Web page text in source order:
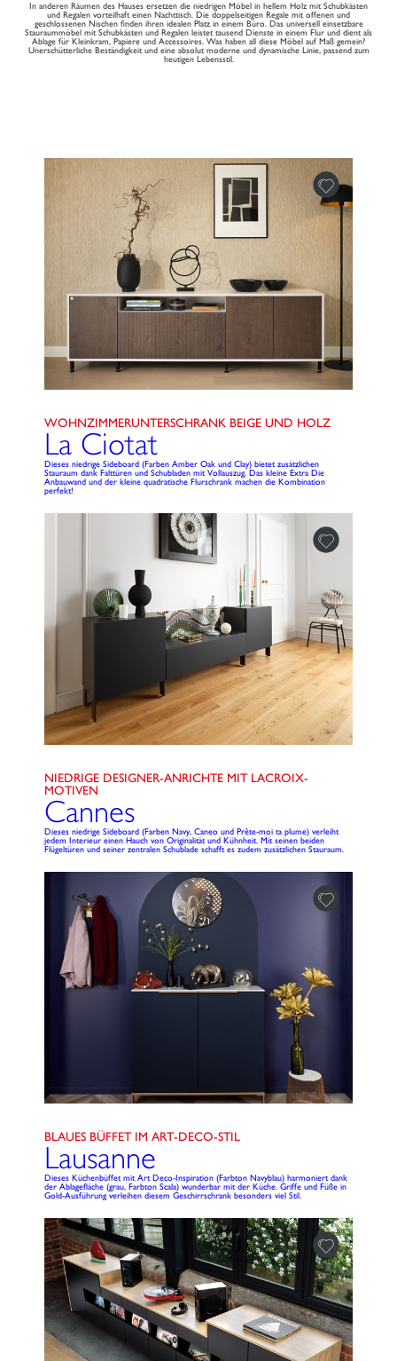
In anderen Räumen des Hauses ersetzen die niedrigen Möbel in hellem Holz mit Schubkästen
und Regalen vorteilhaft einen Nachttisch. Die doppelseitigen Regale mit offenen und
geschlossenen Nischen finden ihren idealen Platz in einem Büro. Das universell einsetzbare
Stauraummöbel mit Schubkästen und Regalen leistet tausend Dienste in einem Flur und dient als
Ablage für Kleinkram, Papiere und Accessoires. Was haben all diese Möbel auf Maß gemein?
Unerschütterliche Beständigkeit und eine absolut moderne und dynamische Linie, passend zum
heutigen Lebensstil.
WOHNZIMMERUNTERSCHRANK BEIGE UND HOLZ
La Ciotat
Dieses niedrige Sideboard (Farben Amber Oak und Clay) bietet zusätzlichen
Stauraum dank Falttüren und Schubladen mit Vollauszug. Das kleine Extra Die
Anbauwand und der kleine quadratische Flurschrank machen die Kombination
perfekt!
NIEDRIGE DESIGNER-ANRICHTE MIT LACROIX-
MOTIVEN
Cannes
Dieses niedrige Sideboard (Farben Navy, Caneo und Prête-moi ta plume) verleiht
jedem Interieur einen Hauch von Originalität und Kühnheit. Mit seinen beiden
Flügeltüren und seiner zentralen Schublade schafft es zudem zusätzlichen Stauraum.
BLAUES BÜFFET IM ART-DECO-STIL
Lausanne
Dieses Küchenbüffet mit Art Deco-Inspiration (Farbton Navyblau) harmoniert dank
der Ablagefläche (grau, Farbton Scala) wunderbar mit der Küche. Griffe und Füße in
Gold-Ausführung verleihen diesem Geschirrschrank besonders viel Stil.